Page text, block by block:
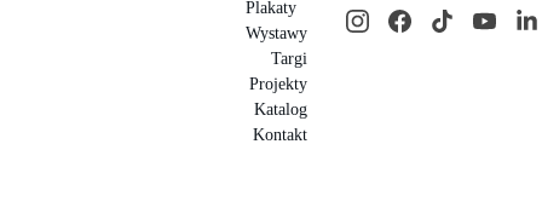
Plakaty
Wystawy
Targi
Projekty
Katalog
Kontakt